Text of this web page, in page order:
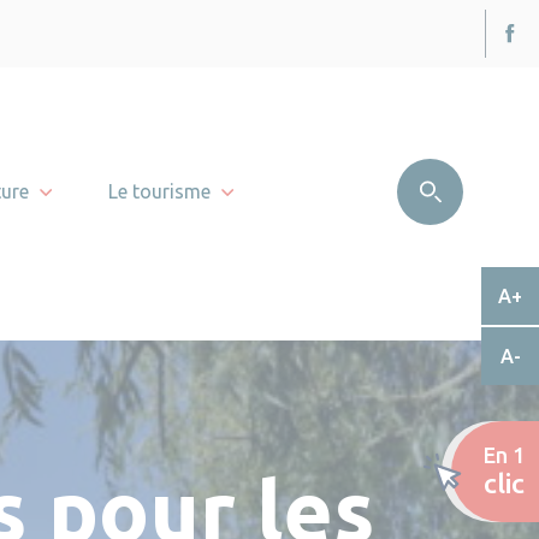
Le tourisme
pour les
A+
A-
En 1
clic